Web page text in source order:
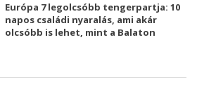
Európa 7 legolcsóbb tengerpartja: 10
napos családi nyaralás, ami akár
olcsóbb is lehet, mint a Balaton